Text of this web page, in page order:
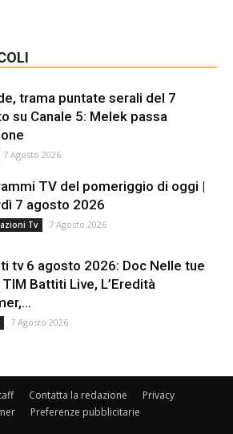
trama puntate serali del 7
su Canale 5: Melek passa
7 Agosto 2026
TV del pomeriggio di oggi |
7 agosto 2026
Tv 7 Agosto 2026
tv 6 agosto 2026: Doc Nelle tue
Battiti Live, L’Eredità
7 Agosto 2026
Contatta la redazione
Privacy
Preferenze pubblicitarie